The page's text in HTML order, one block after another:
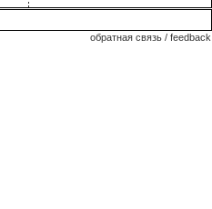
обратная связь / feedback